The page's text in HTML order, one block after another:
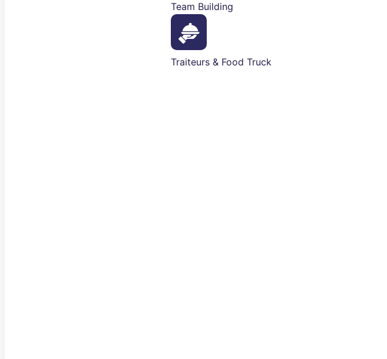
Team Building
Traiteurs & Food Truck